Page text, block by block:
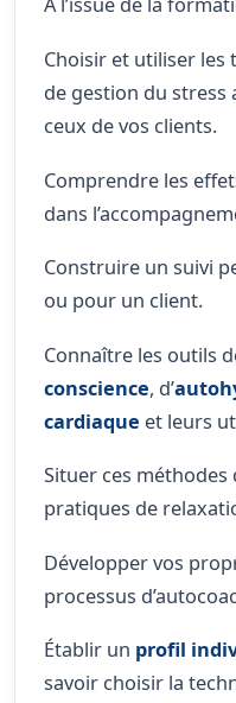
Choisir et utiliser les
de gestion du stress
ceux de vos clients.
Comprendre les
dans
Construire un suivi
ou pour un client.
Connaître les outils
conscience, d’
cardiaque et leurs
Situer ces méthodes
pratiques de
Développer vos
processus
Établir un profil
savoir choisir la